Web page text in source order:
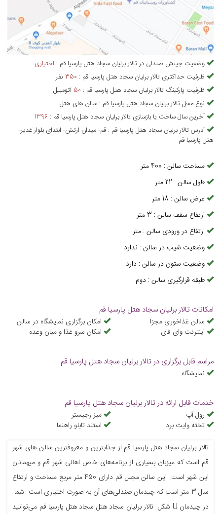
وضعیت چینش صندلی در تالار برلیان سجاد هتل پارسیا قم : اختیاری
ظرفیت حداکثری تالار برلیان سجاد هتل پارسیا قم :
350 نفر
ظرفیت پارکینگ تالار برلیان سجاد هتل پارسیا قم :
50 اتومبیل
نوع محل تالار برلیان سجاد هتل پارسیا قم : سالن های هتل
آخرین سال ساخت یا بازسازی تالار برلیان سجاد هتل پارسیا قم :
1396
آدرس تالار برلیان سجاد هتل پارسیا قم : قم- میدان ارتش- ابتدای بلوار غدیر-
هتل پارسیا قم
مساحت سالن:
400متر
طول سالن:
22متر
عرض سالن:
18متر
ارتفاع سقف سالن:
3متر
ارتفاع در ورودی سالن: متر
وضعیت شیب در سالن: ندارد
وضعیت ستون در سالن: دارد
طبقه قرارگیری سالن: دوم
امکانات تالار برلیان سجاد هتل پارسیا قم
سالن غذاخوری مجزا
امکان برگزاری نمایشگاه در سالن
اینترنت وای فای
امكان سرو غذا و ميان وعده
مراسم قابل برگزاری در تالار برلیان سجاد هتل پارسیا قم
نمایشگاه
خدمات قابل ارائه در تالار برلیان سجاد هتل پارسیا قم
رول آپ
میز رجیستر
تخته وایت برد
استند تابلو راهنما
تالار برلیان سجاد هتل پارسیا قم از جذابترین و معروفترین سالن های شهر
قم است که میزبان بسیاری از برنامه‌های خاص اهالی شهر قم و میهمانان
این شهر است. این سالن مجلل قم دارای 450 متر مربع مساحت و ارتفاع
سال 3 متر است که چیدمان صندلی‌های آن به صورت اختیاری است. شما
در چیدمان U شکل تالار برلیان سجاد هتل سجاد هتل پارسیا قم می‌توانید